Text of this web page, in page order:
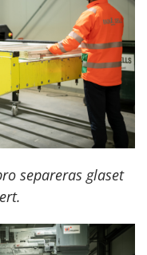
separeras glaset